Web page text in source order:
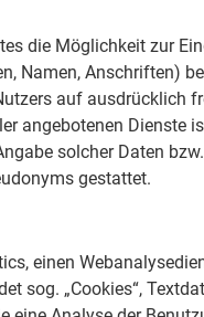
die Möglichkeit zur
Namen, Anschriften)
auf ausdrücklich
angebotenen Dienste
solcher Daten
gestattet.
einen
sog. „Cookies“,